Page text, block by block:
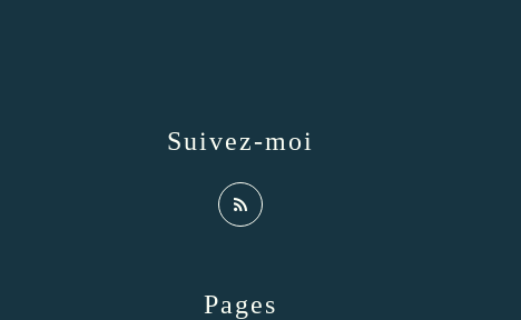
Pages
Suivez-moi